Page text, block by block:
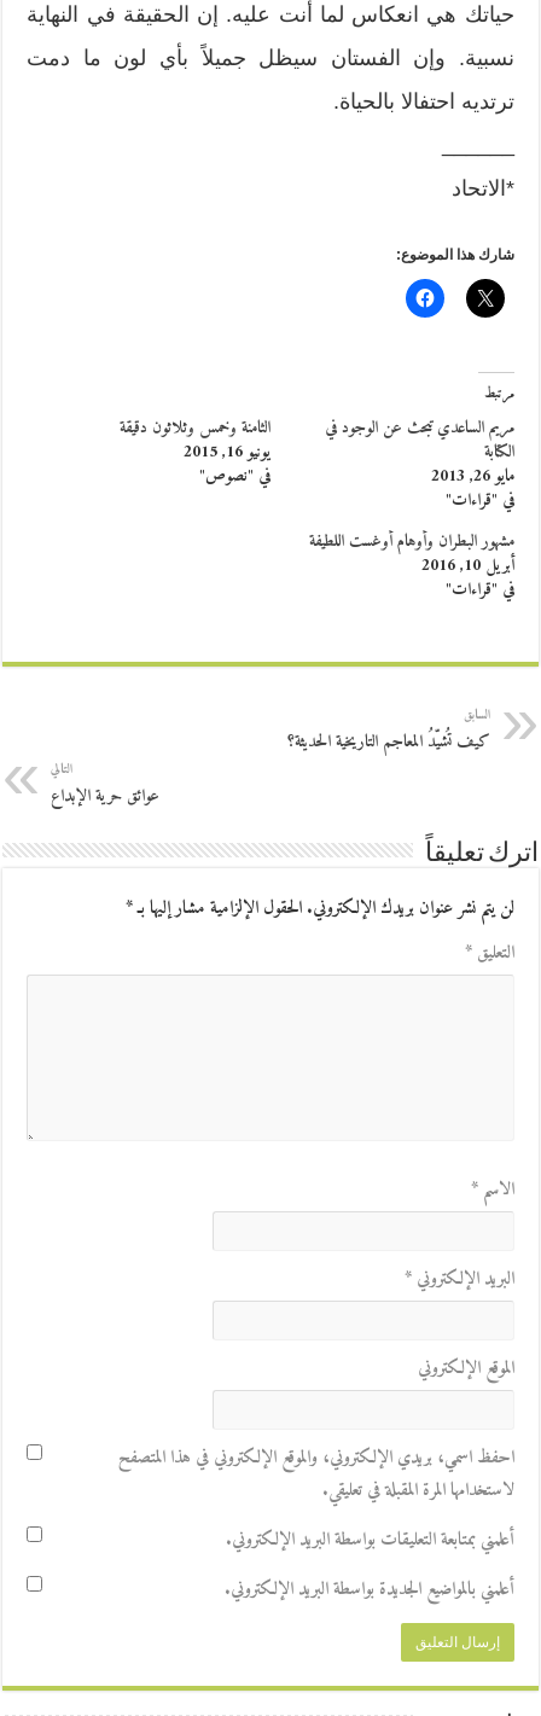
حياتك هي انعكاس لما أنت عليه. إن الحقيقة في النهاية
نسبية. وإن الفستان سيظل جميلاً بأي لون ما دمت
ترتديه احتفالا بالحياة.
*الاتحاد
شارك هذا الموضوع:
مرتبط
مريم الساعدي تبحث عن الوجود في
الكتابة
مايو 26, 2013
في "قراءات"
الثامنة وخمس وثلاثون دقيقة
يونيو 16, 2015
في "نصوص"
مشهور البطران وأوهام أوغست اللطيفة
أبريل 10, 2016
في "قراءات"
السابق
كيف تُشيّدُ المعاجم التاريخية الحديثة؟
التالي
عوائق حرية الإبداع
اترك تعليقاً
لن يتم نشر عنوان بريدك الإلكتروني.الحقول الإلزامية مشار إليها بـ*
التعليق*
الاسم*
البريد الإلكتروني*
الموقع الإلكتروني
احفظ اسمي، بريدي الإلكتروني، والموقع الإلكتروني في هذا المتصفح
لاستخدامها المرة المقبلة في تعليقي.
أعلمني بمتابعة التعليقات بواسطة البريد الإلكتروني.
أعلمني بالمواضيع الجديدة بواسطة البريد الإلكتروني.